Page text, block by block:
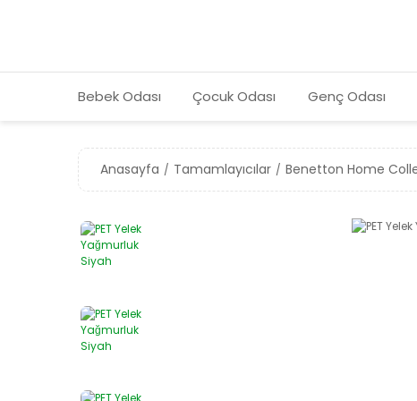
Bebek Odası Çocuk Odası Genç Odası
Anasayfa Tamamlayıcılar Benetton Home